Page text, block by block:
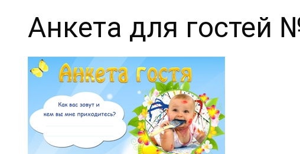
Анкета для гостей